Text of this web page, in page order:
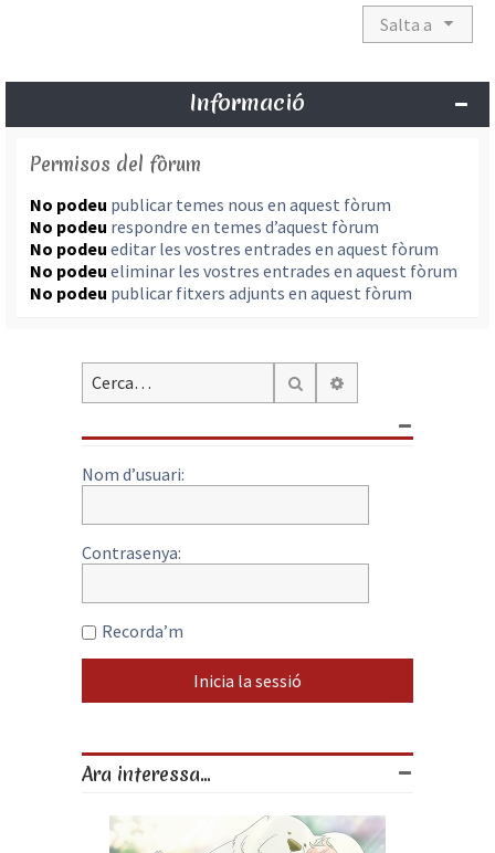
Salta a
Informació
Permisos del fòrum
No podeu publicar temes nous en aquest fòrum
No podeu respondre en temes d’aquest fòrum
No podeu editar les vostres entrades en aquest fòrum
No podeu eliminar les vostres entrades en aquest fòrum
No podeu publicar fitxers adjunts en aquest fòrum
Cerca
Nom d’usuari:
Contrasenya:
Recorda’m
Ara interessa...